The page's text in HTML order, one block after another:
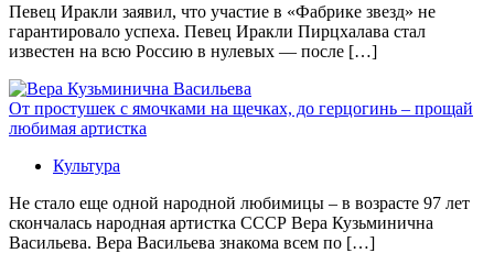
Певец Иракли заявил, что участие в «Фабрике звезд» не
гарантировало успеха. Певец Иракли Пирцхалава стал
известен на всю Россию в нулевых — после […]
От простушек с ямочками на щечках, до герцогинь – прощай
любимая артистка
Культура
Не стало еще одной народной любимицы – в возрасте 97 лет
скончалась народная артистка СССР Вера Кузьминична
Васильева. Вера Васильева знакома всем по […]